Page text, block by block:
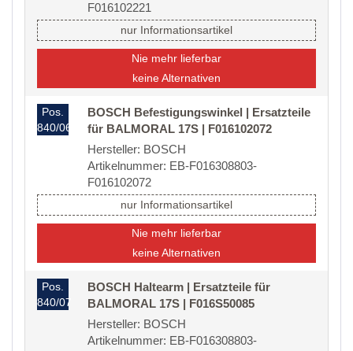
F016102221
nur Informationsartikel
Nie mehr lieferbar
keine Alternativen
Pos.
840/06
BOSCH Befestigungswinkel | Ersatzteile
für BALMORAL 17S | F016102072
Hersteller: BOSCH
Artikelnummer: EB-F016308803-
F016102072
nur Informationsartikel
Nie mehr lieferbar
keine Alternativen
Pos.
840/07
BOSCH Haltearm | Ersatzteile für
BALMORAL 17S | F016S50085
Hersteller: BOSCH
Artikelnummer: EB-F016308803-